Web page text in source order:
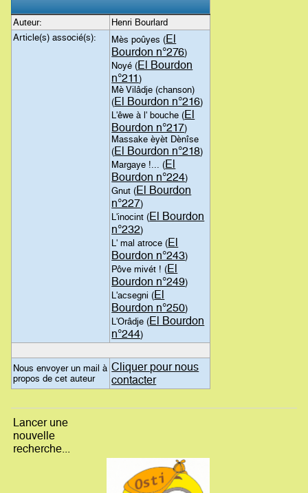
Auteur:
Henri Bourlard
Article(s) associé(s):
Mès poûyes (El
Bourdon n°276)
Noyé (El Bourdon
n°211)
Mè Vilâdje (chanson)
(El Bourdon n°216)
L'êwe à l' bouche (El
Bourdon n°217)
Massake èyèt Dènîse
(El Bourdon n°218)
Margaye !... (El
Bourdon n°224)
Gnut (El Bourdon
n°227)
L'inocint (El Bourdon
n°232)
L' mal atroce (El
Bourdon n°243)
Pôve mivét ! (El
Bourdon n°249)
L'acsegni (El
Bourdon n°250)
L'Orâdje (El Bourdon
n°244)
Nous envoyer un mail à
propos de cet auteur
Cliquer pour nous
contacter
Lancer une
nouvelle
recherche...